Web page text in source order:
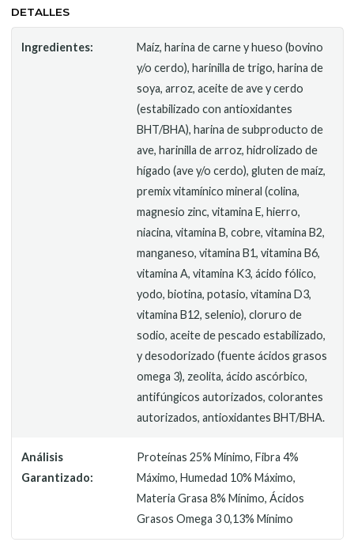
DETALLES
Ingredientes:
Maíz, harina de carne y hueso (bovino
y/o cerdo), harinilla de trigo, harina de
soya, arroz, aceite de ave y cerdo
(estabilizado con antioxidantes
BHT/BHA), harina de subproducto de
ave, harinilla de arroz, hidrolizado de
hígado (ave y/o cerdo), gluten de maíz,
premix vitamínico mineral (colina,
magnesio zinc, vitamina E, hierro,
niacina, vitamina B, cobre, vitamina B2,
manganeso, vitamina B1, vitamina B6,
vitamina A, vitamina K3, ácido fólico,
yodo, biotina, potasio, vitamina D3,
vitamina B12, selenio), cloruro de
sodio, aceite de pescado estabilizado,
y desodorizado (fuente ácidos grasos
omega 3), zeolita, ácido ascórbico,
antifúngicos autorizados, colorantes
autorizados, antioxidantes BHT/BHA.
Análisis
Garantizado:
Proteínas 25% Mínimo, Fibra 4%
Máximo, Humedad 10% Máximo,
Materia Grasa 8% Mínimo, Ácidos
Grasos Omega 3 0,13% Mínimo